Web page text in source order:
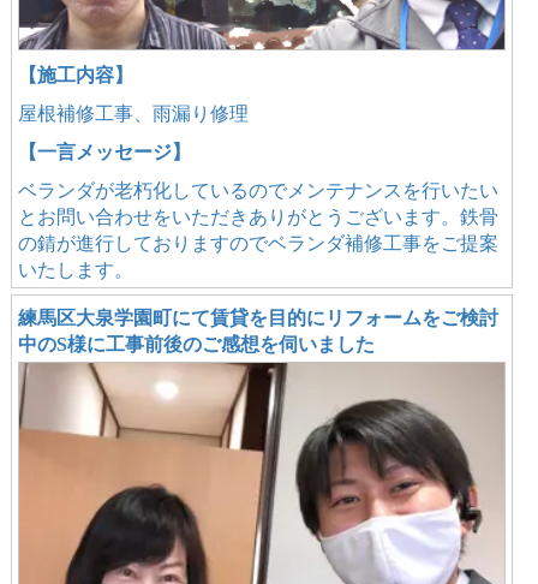
【施工内容】
屋根補修工事、雨漏り修理
【一言メッセージ】
ベランダが老朽化しているのでメンテナンスを行いたい
とお問い合わせをいただきありがとうございます。鉄骨
の錆が進行しておりますのでベランダ補修工事をご提案
いたします。
練馬区大泉学園町にて賃貸を目的にリフォームをご検討
中のS様に工事前後のご感想を伺いました